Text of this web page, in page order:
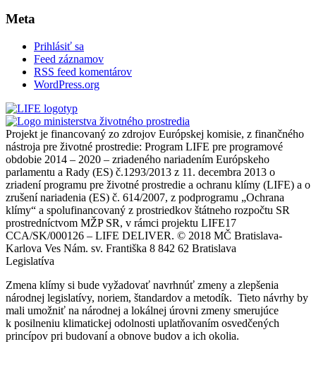
Meta
Prihlásiť sa
Feed záznamov
RSS feed komentárov
WordPress.org
Projekt je financovaný zo zdrojov Európskej komisie, z finančného
nástroja pre životné prostredie: Program LIFE pre programové
obdobie 2014 – 2020 – zriadeného nariadením Európskeho
parlamentu a Rady (ES) č.1293/2013 z 11. decembra 2013 o
zriadení programu pre životné prostredie a ochranu klímy (LIFE) a o
zrušení nariadenia (ES) č. 614/2007, z podprogramu „Ochrana
klímy“ a spolufinancovaný z prostriedkov štátneho rozpočtu SR
prostredníctvom MŽP SR, v rámci projektu LIFE17
CCA/SK/000126 – LIFE DELIVER. © 2018 MČ Bratislava-
Karlova Ves Nám. sv. Františka 8 842 62 Bratislava
Legislatíva
Zmena klímy si bude vyžadovať navrhnúť zmeny a zlepšenia
národnej legislatívy, noriem, štandardov a metodík. Tieto návrhy by
mali umožniť na národnej a lokálnej úrovni zmeny smerujúce
k posilneniu klimatickej odolnosti uplatňovaním osvedčených
princípov pri budovaní a obnove budov a ich okolia.